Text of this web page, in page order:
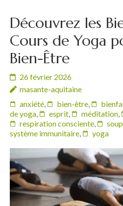
Découvrez les
Cours de Yoga
Bien-Être
26 février 2026
masante-aquitaine
anxiété, bien-être,
de yoga, esprit, méditation,
respiration consciente,
système immunitaire, yoga